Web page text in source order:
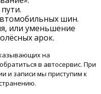
шин.
или уменьшение
арок.
на
в автосервис. При
и записи мы приступим к